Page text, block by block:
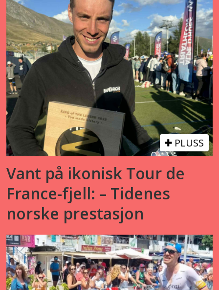
PLUSS
Vant på ikonisk Tour de
France-fjell: – Tidenes
norske prestasjon